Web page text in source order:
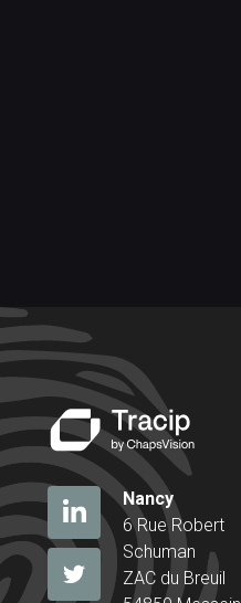
Nancy
6 Rue Robert
Schuman
ZAC du Breuil